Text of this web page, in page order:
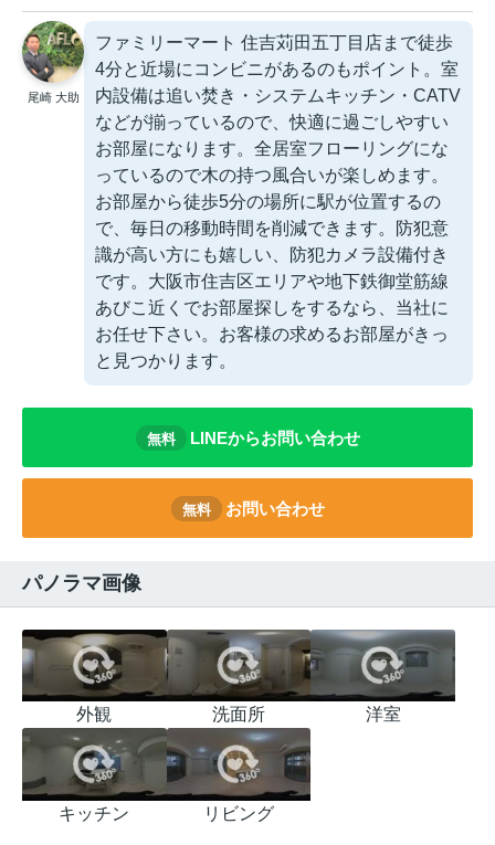
尾崎 大助
ファミリーマート 住吉苅田五丁目店まで徒歩
4分と近場にコンビニがあるのもポイント。室
内設備は追い焚き・システムキッチン・CATV
などが揃っているので、快適に過ごしやすい
お部屋になります。全居室フローリングにな
っているので木の持つ風合いが楽しめます。
お部屋から徒歩5分の場所に駅が位置するの
で、毎日の移動時間を削減できます。防犯意
識が高い方にも嬉しい、防犯カメラ設備付き
です。大阪市住吉区エリアや地下鉄御堂筋線
あびこ近くでお部屋探しをするなら、当社に
お任せ下さい。お客様の求めるお部屋がきっ
と見つかります。
無料 LINEからお問い合わせ
無料 お問い合わせ
パノラマ画像
外観 洗面所 洋室
キッチン リビング